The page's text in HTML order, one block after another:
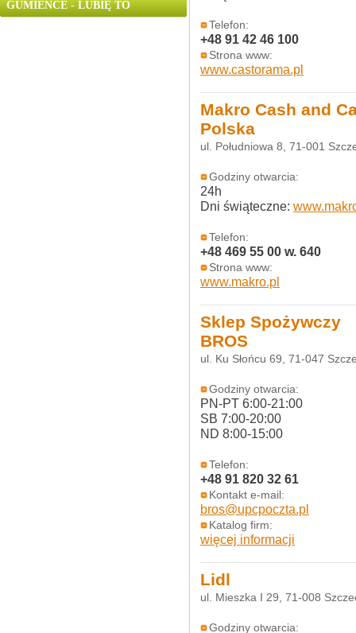
GUMIEŃCE - LUBIĘ TO
Telefon:
+48 91 42 46 100
Strona www:
www.castorama.pl
Makro Cash and
Polska
ul. Południowa 8, 71-001
Godziny otwarcia:
24h
Dni świąteczne:
Telefon:
+48 469 55 00 w. 640
Strona www:
www.makro.pl
Sklep Spożywczy
BROS
ul. Ku Słońcu 69, 71-047
Godziny otwarcia:
PN-PT 6:00-21:00
SB 7:00-20:00
ND 8:00-15:00
Telefon:
+48 91 820 32 61
Kontakt e-mail:
bros@upcpoczta.pl
Katalog firm:
więcej informacji
Lidl
ul. Mieszka I 29, 71-008
Godziny otwarcia: